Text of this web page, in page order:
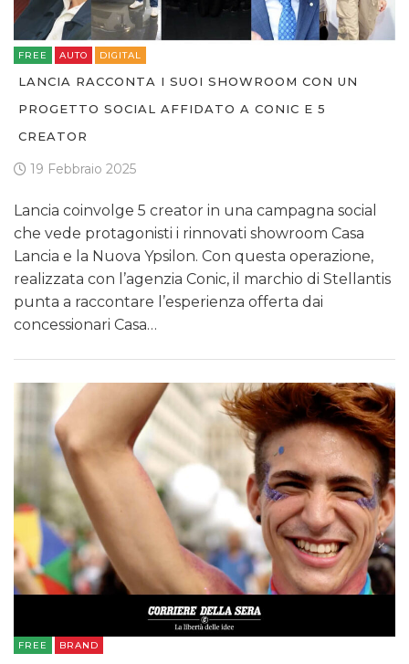
FREE AUTO DIGITAL
LANCIA RACCONTA I SUOI SHOWROOM CON UN
PROGETTO SOCIAL AFFIDATO A CONIC E 5
CREATOR
19 Febbraio 2025
Lancia coinvolge 5 creator in una campagna social
che vede protagonisti i rinnovati showroom Casa
Lancia e la Nuova Ypsilon. Con questa operazione,
realizzata con l’agenzia Conic, il marchio di Stellantis
punta a raccontare l’esperienza offerta dai
concessionari Casa…
FREE BRAND